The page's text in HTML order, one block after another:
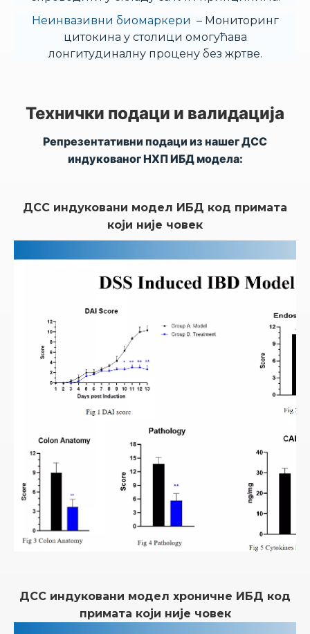
Неинвазивни биомаркери – Мониторинг
цитокина у столици омогућава
лонгитудиналну процену без жртве.
Технички подаци и валидација
Репрезентативни подаци из нашег ДСС
индукованог НХП ИБД модела:
ДСС индуковани модел ИБД код примата
који није човек
ДСС индуковани модел хроничне ИБД код
примата који није човек